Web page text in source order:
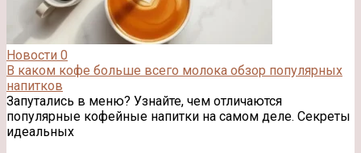
Новости 0
В каком кофе больше всего молока обзор популярных
напитков
Запутались в меню? Узнайте, чем отличаются
популярные кофейные напитки на самом деле. Секреты
идеальных